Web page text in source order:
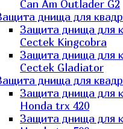
Can Аm Outlader G2
днища для
Защита днища для
Cectek Kingcobra
Защита днища для
Cectek Gladiator
днища для
Защита днища для
Honda trx 420
Защита днища для